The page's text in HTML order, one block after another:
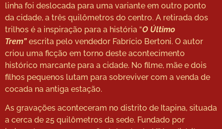
linha foi deslocada para uma variante em outro ponto
da cidade, a três quilômetros do centro. A retirada dos
trilhos é a inspiração para a história “O Último
Trem”escrita pelo vendedor Fabrício Bertoni. O autor
criou uma ficção em torno deste acontecimento
histórico marcante para a cidade. No filme, mãe e dois
filhos pequenos lutam para sobreviver com a venda de
cocada na antiga estação.
As gravações aconteceram no distrito de Itapina, situada
a cerca de 25 quilômetros da sede. Fundado por